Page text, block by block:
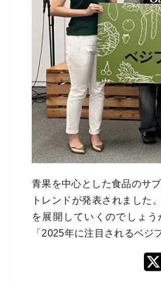
青果を中心とした食品のサ
トレンドが発表されました
を展開していくのでしょ
「2025年に注目されるベジ